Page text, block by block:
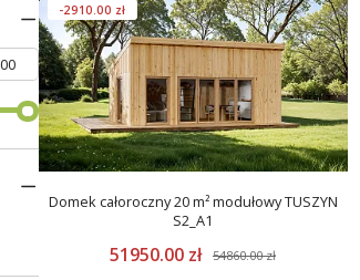
-2910.00 zł
Domek całoroczny 20 m² modułowy TUSZYN
S2_A1
51950.00 zł 54860.00 zł